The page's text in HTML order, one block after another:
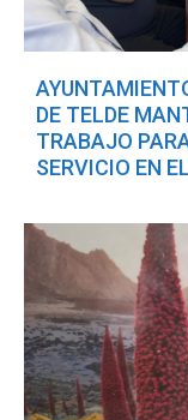
DE TELDE
TRABAJO
SERVICIO EN